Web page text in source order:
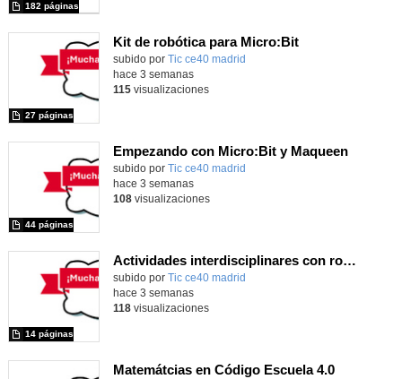
182 páginas
Kit de robótica para Micro:Bit
Contenido educativo.
subido por Tic ce40 madrid
27 páginas
hace 3 semanas
115visualizaciones
Empezando con Micro:Bit y Maqueen
Contenido educativo.
subido por Tic ce40 madrid
44 páginas
hace 3 semanas
108visualizaciones
Actividades interdisciplinares con robótica y pensamiento computacional
Contenido educativo.
subido por Tic ce40 madrid
14 páginas
hace 3 semanas
118visualizaciones
Matemátcias en Código Escuela 4.0